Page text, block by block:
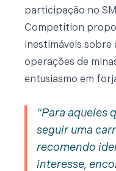
participação no
Competition
inestimáveis sobre
operações de
entusiasmo em
Para aqueles
seguir uma
recomendo
interesse,